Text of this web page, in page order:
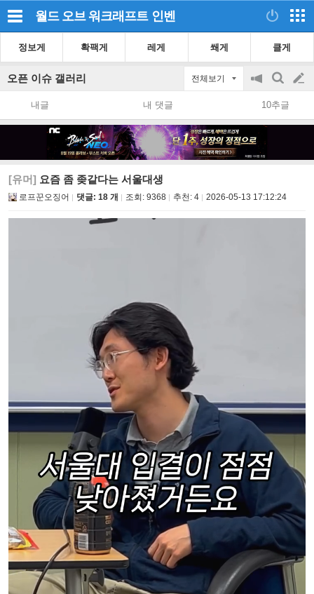
월드 오브 워크래프트 인벤
정보게 확팩게 레게 쐐게 클게
오픈 이슈 갤러리 전체보기
공
지
on/off
검
색
글
쓰
내글 내 댓글 10추글
[유머] 요즘 좀 좆같다는 서울대생
로프꾼오징어 댓글: 18 개 조회: 9368 추천: 4 2026-05-13 17:12:24